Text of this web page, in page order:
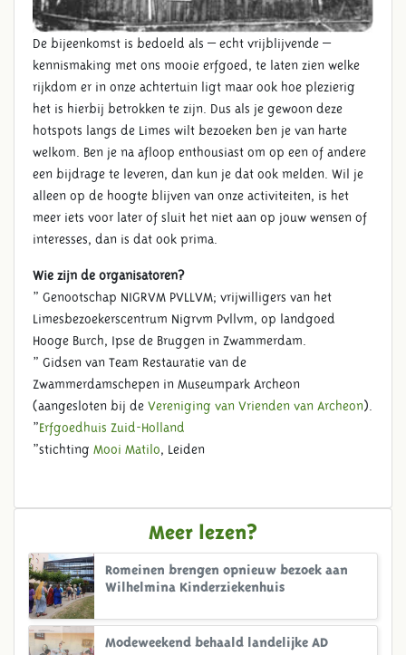
De bijeenkomst is bedoeld als – echt vrijblijvende –
kennismaking met ons mooie erfgoed, te laten zien welke
rijkdom er in onze achtertuin ligt maar ook hoe plezierig
het is hierbij betrokken te zijn. Dus als je gewoon deze
hotspots langs de Limes wilt bezoeken ben je van harte
welkom. Ben je na afloop enthousiast om op een of andere
een bijdrage te leveren, dan kun je dat ook melden. Wil je
alleen op de hoogte blijven van onze activiteiten, is het
meer iets voor later of sluit het niet aan op jouw wensen of
interesses, dan is dat ook prima.
Wie zijn de organisatoren?
> Genootschap NIGRVM PVLLVM; vrijwilligers van het
Limesbezoekerscentrum Nigrvm Pvllvm, op landgoed
Hooge Burch, Ipse de Bruggen in Zwammerdam.
> Gidsen van Team Restauratie van de
Zwammerdamschepen in Museumpark Archeon
(aangesloten bij de Vereniging van Vrienden van Archeon).
>Erfgoedhuis Zuid-Holland
>stichting Mooi Matilo, Leiden
Meer lezen?
Romeinen brengen opnieuw bezoek aan
Wilhelmina Kinderziekenhuis
Modeweekend behaald landelijke AD